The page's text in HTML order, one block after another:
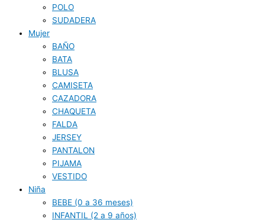
POLO
SUDADERA
Mujer
BAÑO
BATA
BLUSA
CAMISETA
CAZADORA
CHAQUETA
FALDA
JERSEY
PANTALON
PIJAMA
VESTIDO
Niña
BEBE (0 a 36 meses)
INFANTIL (2 a 9 años)